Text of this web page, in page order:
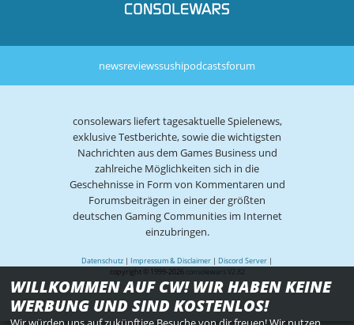
newsreviewssushipodcastsforum
consolewars liefert tagesaktuelle Spielenews,
exklusive Testberichte, sowie die wichtigsten
Nachrichten aus dem Games Business und
zahlreiche Möglichkeiten sich in die
Geschehnisse in Form von Kommentaren und
Forumsbeiträgen in einer der größten
deutschen Gaming Communities im Internet
einzubringen.
Datenschutz | Impressum & Disclaimer | Discord Server |
copyright © 1999-2026 consolewars V2.82
WILLKOMMEN AUF CW! WIR HABEN KEINE
WERBUNG UND SIND KOSTENLOS!